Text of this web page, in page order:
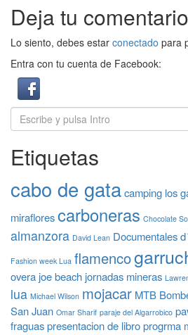
Deja tu comentario
Lo siento, debes estar conectado para
Entra con tu cuenta de Facebook:
Etiquetas
cabo de gatacamping los
miraflorescarboneras Chocolate
almanzora David Lean Documentales
Fashion week Lua flamenco
overa joe beach jornadas mineras
lua Michael Wilson mojacar MTB
San Juan Omar Sharif paraje del Algarrobico
fraguaspresentacion de libroprogrma